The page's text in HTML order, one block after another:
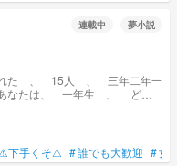
連載中 夢小説
た 、 15人 、 三年二年一
は、 一年生 、 どの
るのか .....
⚠下手くそ⚠ #誰でも大歓迎 #女